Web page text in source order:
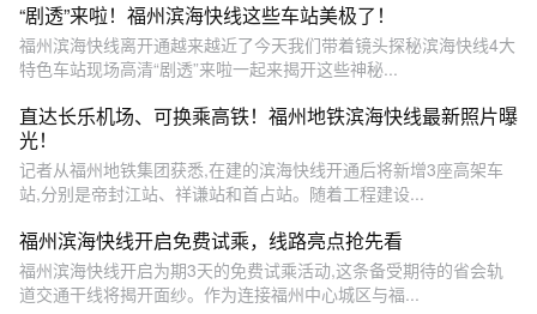
“剧透”来啦！福州滨海快线这些车站美极了！
福州滨海快线离开通越来越近了今天我们带着镜头探秘滨海快线4大
特色车站现场高清“剧透”来啦一起来揭开这些神秘...
直达长乐机场、可换乘高铁！福州地铁滨海快线最新照片曝
光！
记者从福州地铁集团获悉,在建的滨海快线开通后将新增3座高架车
站,分别是帝封江站、祥谦站和首占站。随着工程建设...
福州滨海快线开启免费试乘，线路亮点抢先看
福州滨海快线开启为期3天的免费试乘活动,这条备受期待的省会轨
道交通干线将揭开面纱。作为连接福州中心城区与福...